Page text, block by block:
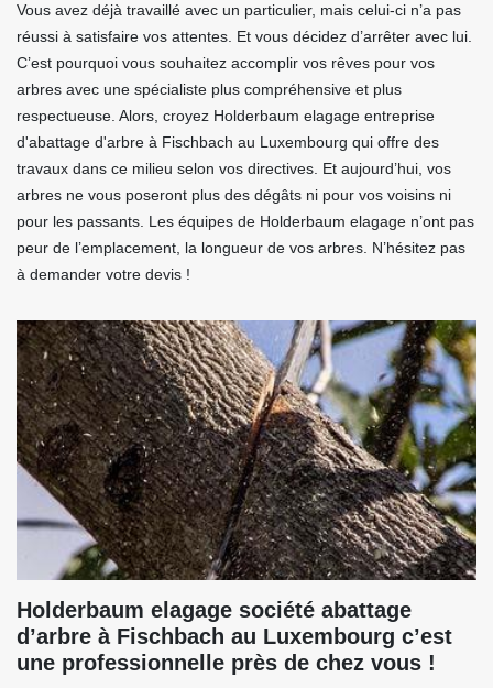
Vous avez déjà travaillé avec un particulier, mais celui-ci n’a pas
réussi à satisfaire vos attentes. Et vous décidez d’arrêter avec lui.
C’est pourquoi vous souhaitez accomplir vos rêves pour vos
arbres avec une spécialiste plus compréhensive et plus
respectueuse. Alors, croyez Holderbaum elagage entreprise
d'abattage d'arbre à Fischbach au Luxembourg qui offre des
travaux dans ce milieu selon vos directives. Et aujourd’hui, vos
arbres ne vous poseront plus des dégâts ni pour vos voisins ni
pour les passants. Les équipes de Holderbaum elagage n’ont pas
peur de l’emplacement, la longueur de vos arbres. N’hésitez pas
à demander votre devis !
Holderbaum elagage société abattage
d’arbre à Fischbach au Luxembourg c’est
une professionnelle près de chez vous !